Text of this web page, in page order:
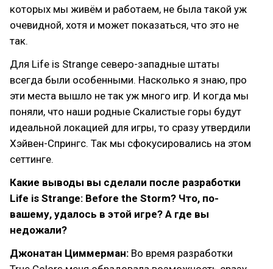
которых мы живём и работаем, не была такой уж
очевидной, хотя и может показаться, что это не
так.
Для Life is Strange северо-западные штаты
всегда были особенными. Насколько я знаю, про
эти места вышло не так уж много игр. И когда мы
поняли, что наши родные Скалистые горы будут
идеальной локацией для игры, то сразу утвердили
Хэйвен-Спрингс. Так мы сфокусировались на этом
сеттинге.
Какие выводы вы сделали после разработки
Life is Strange: Before the Storm? Что, по-
вашему, удалось в этой игре? А где вы
недожали?
Джонатан Циммерман: Во время разработки